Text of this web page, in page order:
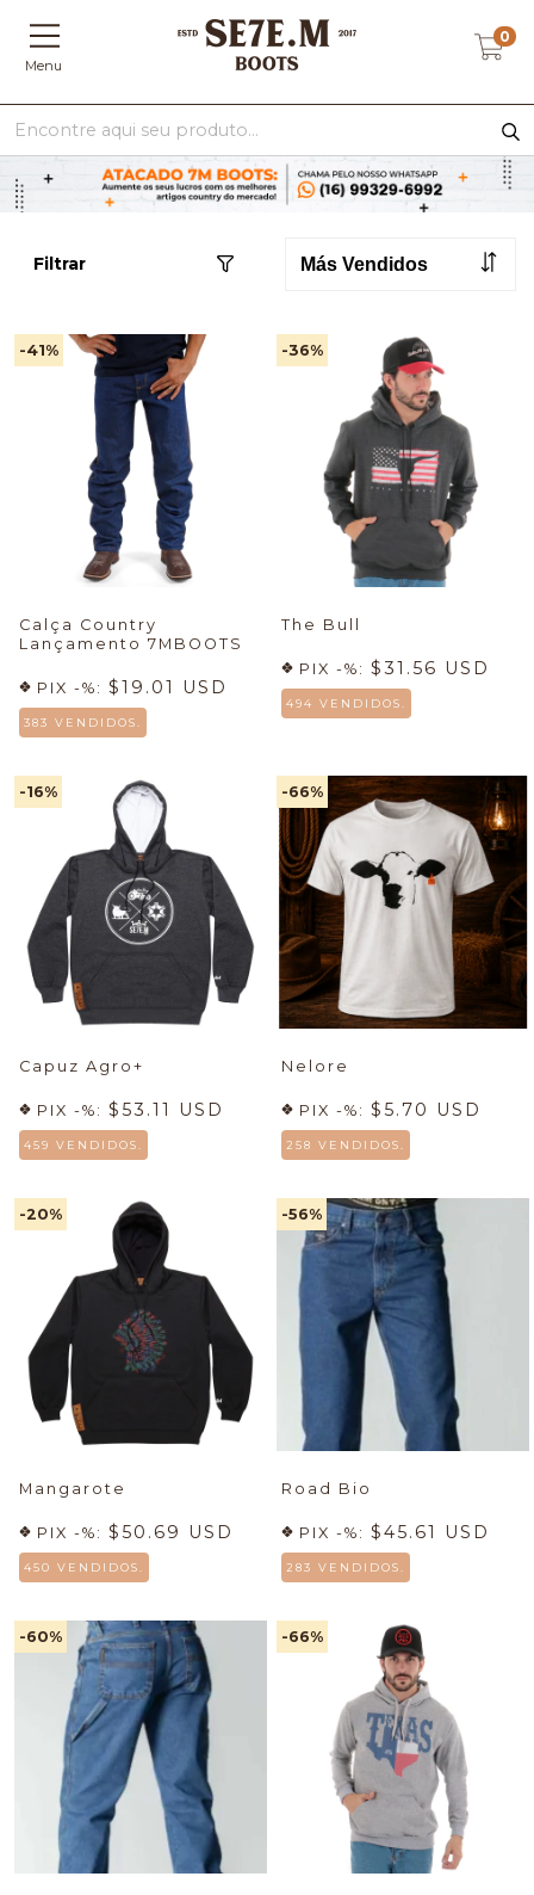
Menu
0
Filtrar
-41%
Calça Country
Lançamento 7MBOOTS
PIX -%: $19.01 USD
383 VENDIDOS.
-36%
The Bull
PIX -%: $31.56 USD
494 VENDIDOS.
-16%
Capuz Agro+
PIX -%: $53.11 USD
459 VENDIDOS.
-66%
Nelore
PIX -%: $5.70 USD
258 VENDIDOS.
-20%
Mangarote
PIX -%: $50.69 USD
450 VENDIDOS.
-56%
Road Bio
PIX -%: $45.61 USD
283 VENDIDOS.
-60% -66%